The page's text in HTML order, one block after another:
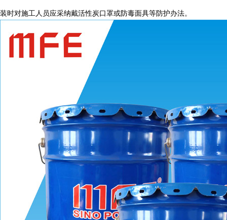
装时对施工人员应采纳戴活性炭口罩或防毒面具等防护办法。